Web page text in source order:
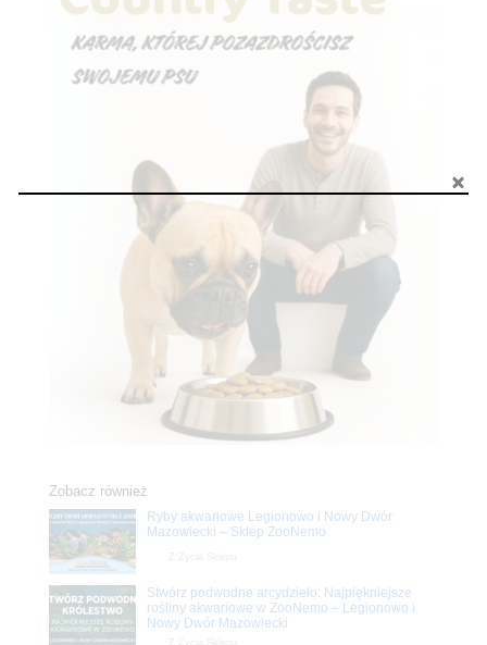
Zobacz również
Ryby akwariowe Legionowo i Nowy Dwór
Mazowiecki – Sklep ZooNemo
Stwórz podwodne arcydzieło: Najpiękniejsze
rośliny akwariowe w ZooNemo – Legionowo i
Nowy Dwór Mazowiecki